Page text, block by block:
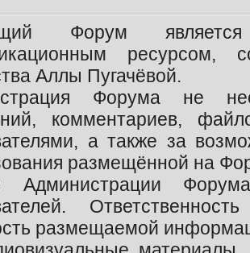
Форум является
ресурсом,
Аллы Пугачёвой.
Форума не
комментариев,
а также за
размещённой на
Администрации
размещаемой